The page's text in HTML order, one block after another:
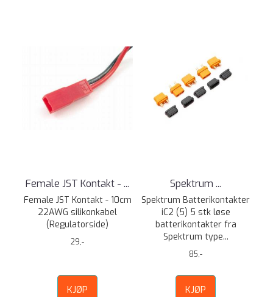
Female JST Kontakt - ...
Female JST Kontakt - 10cm
22AWG silikonkabel
(Regulatorside)
29,-
KJØP
Spektrum ...
Spektrum Batterikontakter
iC2 (5) 5 stk løse
batterikontakter fra
Spektrum type...
85,-
KJØP